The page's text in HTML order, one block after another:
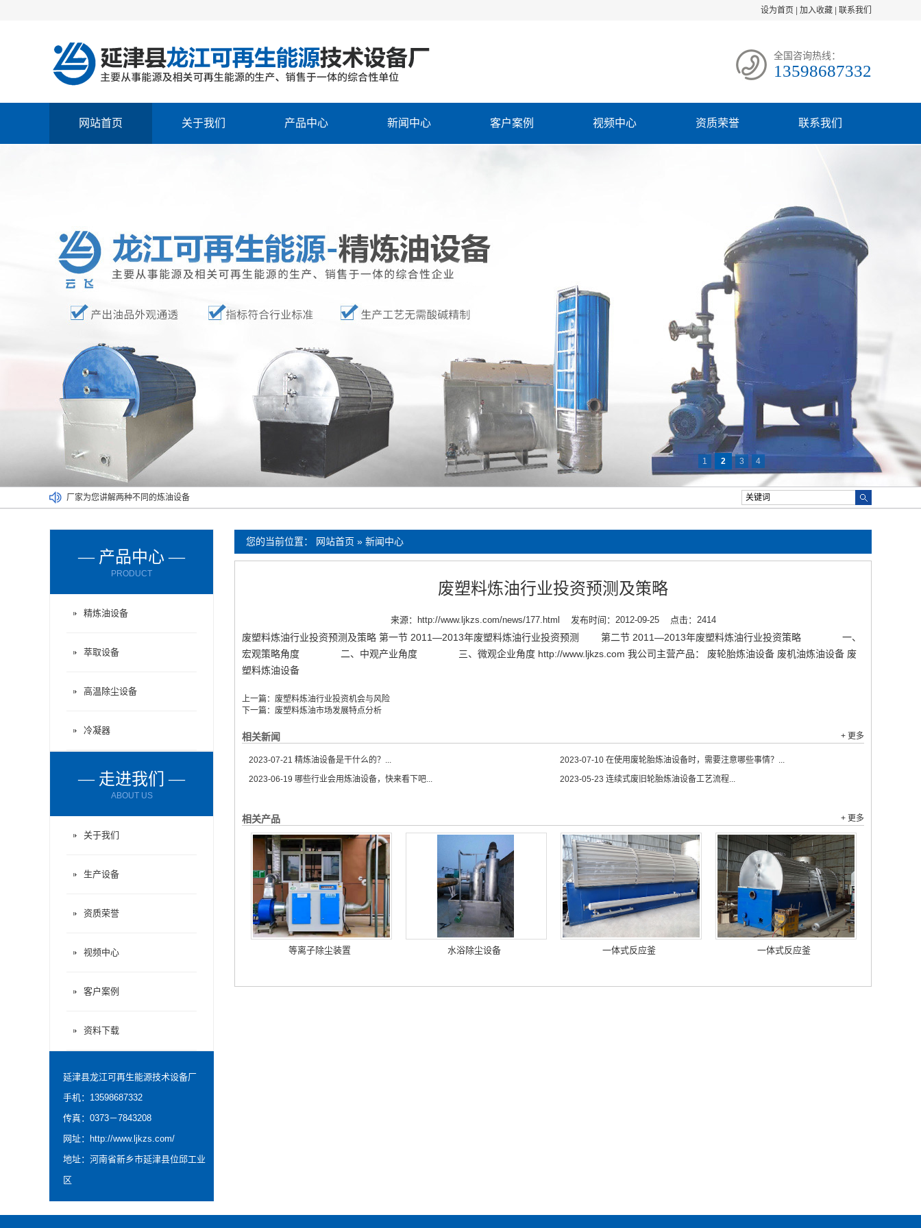
设为首页 加入收藏 联系我们
全国咨询热线：
13598687332
网站首页 关于我们 产品中心 新闻中心 客户案例 视频中心 资质荣誉 联系我们
1 2 3 4
厂家为您讲解两种不同的炼油设备
废轮胎炼油设备的进料方式有哪些？
您的当前位置： 网站首页 » 新闻中心
废塑料炼油行业投资预测及策略
来源： http://www.ljkzs.com/news/177.html 发布时间：2012-09-25 点击：2414
废塑料炼油行业投资预测及策略 第一节 2011—2013年废塑料炼油行业投资预测 第二节 2011—2013年废塑料炼油行业投资策略 一、
宏观策略角度 二、中观产业角度 三、微观企业角度 http://www.ljkzs.com 我公司主营产品： 废轮胎炼油设备 废机油炼油设备 废
塑料炼油设备
上一篇： 废塑料炼油行业投资机会与风险
下一篇： 废塑料炼油市场发展特点分析
相关新闻 + 更多
2023-07-21 精炼油设备是干什么的？... 2023-07-10 在使用废轮胎炼油设备时，需要注意哪些事情？...
2023-06-19 哪些行业会用炼油设备，快来看下吧... 2023-05-23 连续式废旧轮胎炼油设备工艺流程...
相关产品 + 更多
等离子除尘装置 水浴除尘设备 一体式反应釜 一体式反应釜
— 产品中心 —
PRODUCT
精炼油设备
萃取设备
高温除尘设备
冷凝器
— 走进我们 —
ABOUT US
关于我们
生产设备
资质荣誉
视频中心
客户案例
资料下载
延津县龙江可再生能源技术设备厂
手机：13598687332
传真：0373－7843208
网址：
http://www.ljkzs.com/
地址：河南省新乡市延津县位邱工业
区